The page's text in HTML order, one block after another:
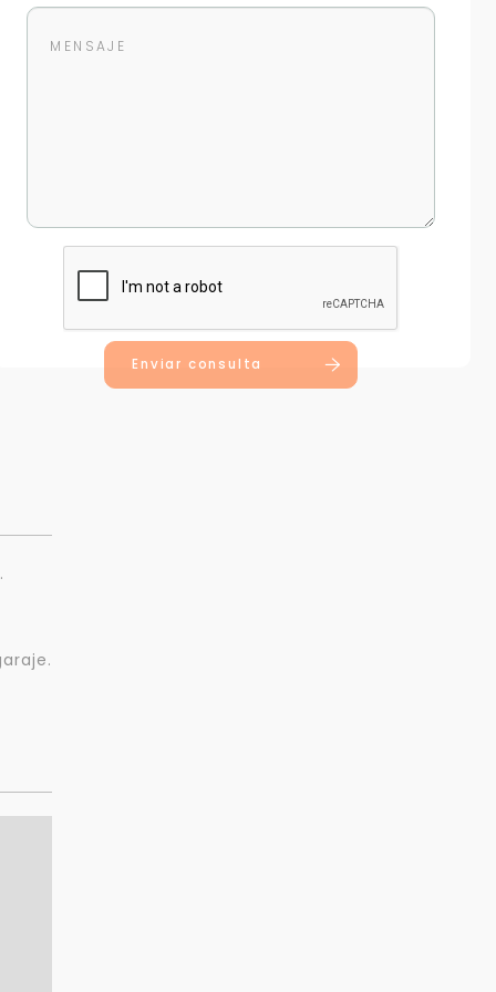
Enviar consulta